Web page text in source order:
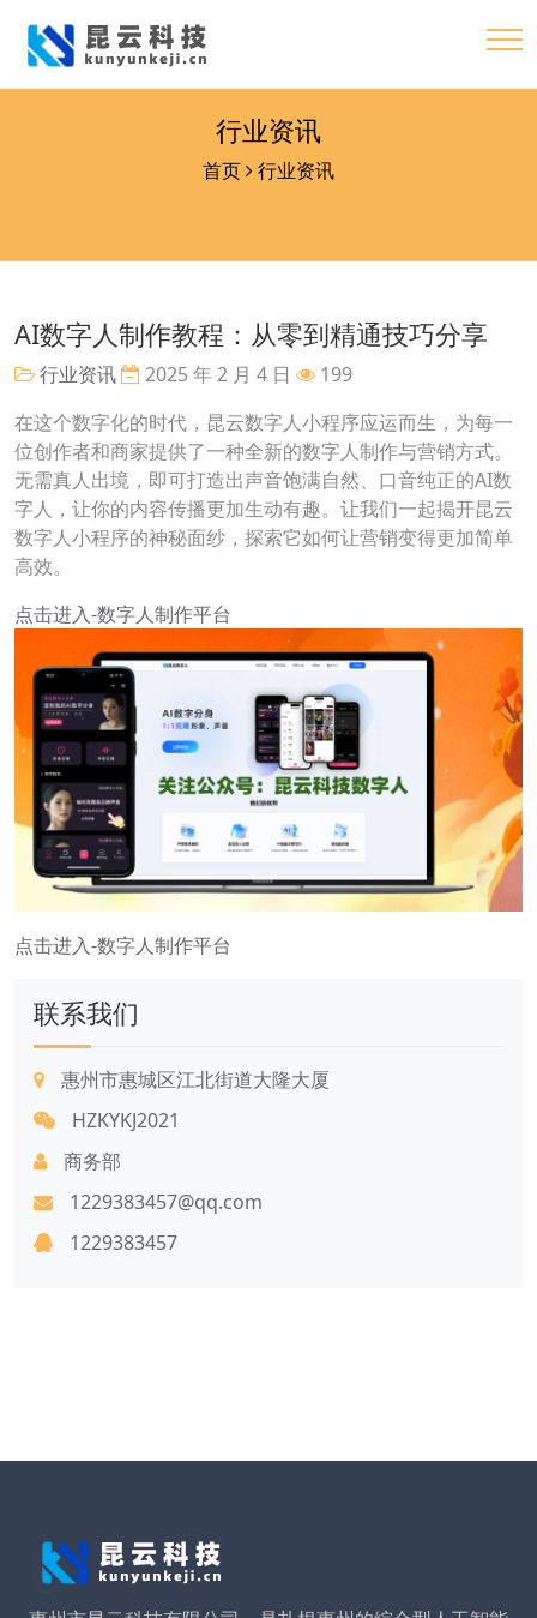
行业资讯
首页 行业资讯
AI数字人制作教程：从零到精通技巧分享
行业资讯 2025 年 2 月 4 日
199
在这个数字化的时代，昆云数字人小程序应运而生，为每一
位创作者和商家提供了一种全新的数字人制作与营销方式。
无需真人出境，即可打造出声音饱满自然、口音纯正的AI数
字人，让你的内容传播更加生动有趣。让我们一起揭开昆云
数字人小程序的神秘面纱，探索它如何让营销变得更加简单
高效。
点击进入-数字人制作平台
点击进入-数字人制作平台
联系我们
惠州市惠城区江北街道大隆大厦
HZKYKJ2021
商务部
1229383457@qq.com
1229383457